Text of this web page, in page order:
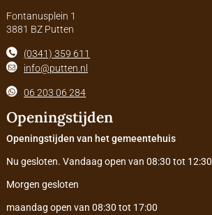
Fontanusplein 1
3881 BZ Putten
(0341) 359 611
info@putten.nl
06 203 06 284
Openingstijden
Openingstijden van het gemeentehuis
Nu gesloten. Vandaag open van 08:30 tot 12:30
Morgen gesloten
maandag open van 08:30 tot 17:00